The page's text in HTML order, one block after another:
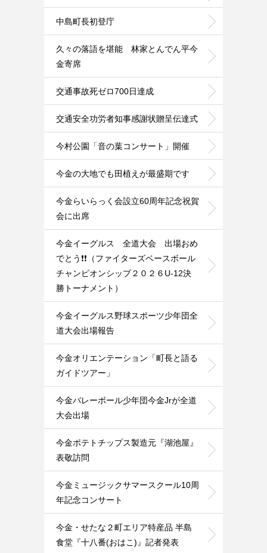
中島町長初登庁
久々の落語を堪能 林家とんでん平今
金寄席
交通事故死ゼロ700日達成
交通安全功労者知事感謝状贈呈伝達式
今村公園「音の葉コンサート」開催
今金の大地でも田植えが最盛期です
今金らいらっく会設立60周年記念祝賀
会に出席
今金イーグルス 全道大会 出場おめ
でとう❗️❗️（ファイターズベースボール
チャンピオンシップ２０２６U-12決
勝トーナメント）
今金イーグルス野球スポーツ少年団全
道大会出場報告
今金オリエンテーション「町長と語る
ガイドツアー」
今金バレーボール少年団今金Jrが全道
大会出場
今金ポテトチップス製造元『湖池屋』
表敬訪問
今金ミュージックサマースクール10周
年記念コンサート
今金・せたな２町エリア特産品 半島
食堂『十八番(おはこ)』記者発表